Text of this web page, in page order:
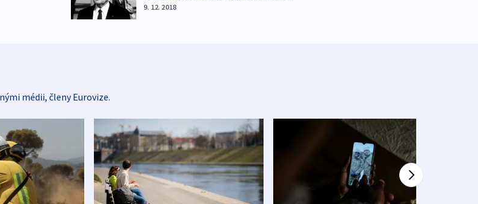
9. 12. 2018
médii, členy Eurovize.